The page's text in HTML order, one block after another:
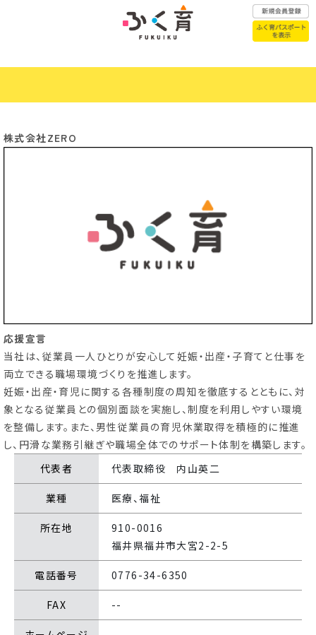
ふく育パスポートはこちら
こどもの
一時預かり
育休・再就職
サポート
ひとり親・
養育支援情報
こどもの
遊び場
子育て
特集記事
従業員応援企業
株式会社ZERO
応援宣言
当社は、従業員一人ひとりが安心して妊娠・出産・子育てと仕事を
両立できる職場環境づくりを推進します。
妊娠・出産・育児に関する各種制度の周知を徹底するとともに、対
象となる従業員との個別面談を実施し、制度を利用しやすい環境
を整備します。また、男性従業員の育児休業取得を積極的に推進
し、円滑な業務引継ぎや職場全体でのサポート体制を構築します。
代表者
代表取締役 内山英二
業種 医療、福祉
所在地
910-0016
福井県福井市大宮2-2-5
電話番号 0776-34-6350
FAX --